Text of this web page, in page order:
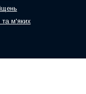
та м'яких